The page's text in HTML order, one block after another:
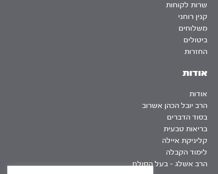
אודות
אודות
הרב יובל הכהן אשרוב
בסוד הדברים
בריאות טבעית
קליניקת איילה
לימוד הקבלה
הרב אשלג – בעל הסולם
שרות לקוחות
קנין רוחני
משלוחים
ביטולים
החזרות